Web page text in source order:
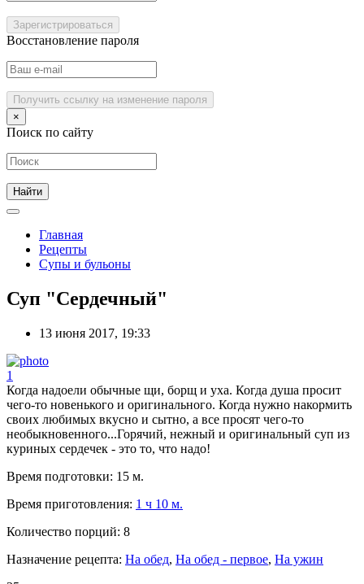
Зарегистрироваться
Восстановление пароля
Получить ссылку на изменение пароля
×
Поиск по сайту
Главная
Рецепты
Супы и бульоны
Суп "Сердечный"
13 июня 2017, 19:33
1
Когда надоели обычные щи, борщ и уха. Когда душа просит
чего-то новенького и оригинального. Когда нужно накормить
своих любимых вкусно и сытно, а все просят чего-то
необыкновенного...Горячий, нежный и оригинальный суп из
куриных сердечек - это то, что надо!
Время подготовки: 15 м.
Время приготовления: 1 ч 10 м.
Количество порций: 8
Назначение рецепта: На обед, На обед - первое, На ужин